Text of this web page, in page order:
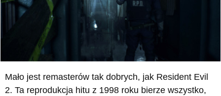
Mało jest remasterów tak dobrych, jak Resident Evil
2. Ta reprodukcja hitu z 1998 roku bierze wszystko,